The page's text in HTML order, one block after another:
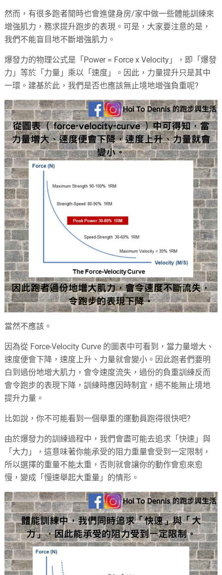
然而，有很多跑者閒時也會進健身房/家中做一些體能訓練來
增強肌力，務求提升跑步的表現。可是，大家要注意的是，
我們不能盲目地不斷增強肌力。
爆發力的物理公式是「Power = Force x Velocity」，即「爆發
力」等於「力量」乘以「速度」。因此，力量提升只是其中
一環。建基於此，我們是否也應該無止境地增強負重呢?
當然不應該。
因為從 Force-Velocity Curve 的圖表中可看到，當力量增大、
速度便會下降，速度上升、力量就會變小。因此跑者們要明
白到過份地增大肌力，會令速度流失，過份的負重訓練反而
會令跑步的表現下降，訓練時應因時制宜，絕不能無止境地
提升力量。
比如說，你不可能看到一個舉重的運動員跑得很快吧?
由於爆發力的訓練過程中，我們會盡可能去追求「快速」與
「大力」，這意味著你能承受的阻力重量會受到一定限制，
所以選擇的重量不能太重，否則就會讓你的動作會愈來愈
慢，變成「慢速舉起大重量」的情形。